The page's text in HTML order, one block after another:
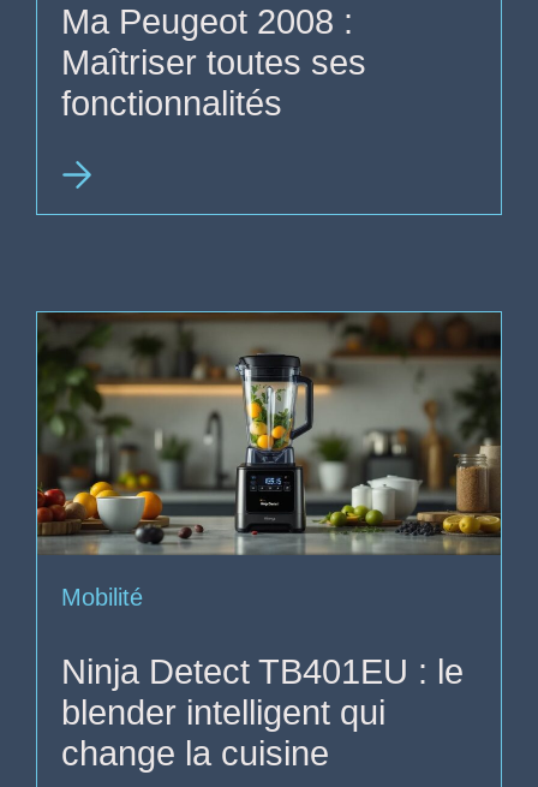
Ma Peugeot 2008 :
Maîtriser toutes ses
fonctionnalités
Mobilité
Ninja Detect TB401EU : le
blender intelligent qui
change la cuisine